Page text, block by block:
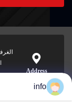
Address
info